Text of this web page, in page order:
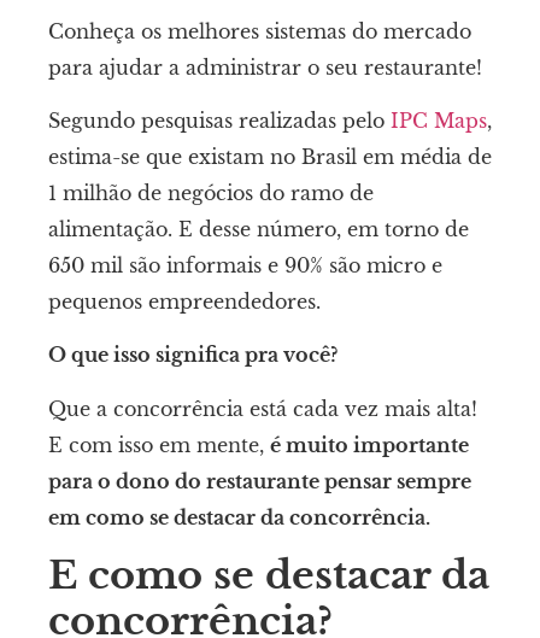
Conheça os melhores sistemas do mercado
para ajudar a administrar o seu restaurante!
Segundo pesquisas realizadas pelo IPC Maps,
estima-se que existam no Brasil em média de
1 milhão de negócios do ramo de
alimentação. E desse número, em torno de
650 mil são informais e 90% são micro e
pequenos empreendedores.
O que isso significa pra você?
Que a concorrência está cada vez mais alta!
E com isso em mente, é muito importante
para o dono do restaurante pensar sempre
em como se destacar da concorrência.
E como se destacar da
concorrência?